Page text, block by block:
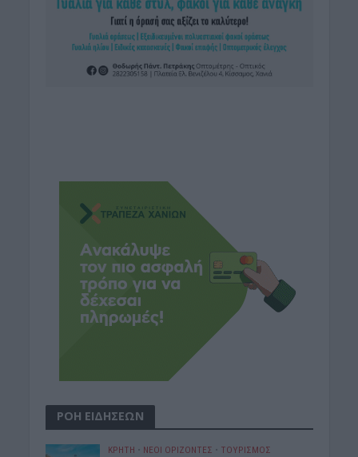
ΡΟΗ ΕΙΔΗΣΕΩΝ
ΚΡΗΤΗ • ΝΕΟΙ ΟΡΙΖΟΝΤΕΣ • ΤΟΥΡΙΣΜΟΣ